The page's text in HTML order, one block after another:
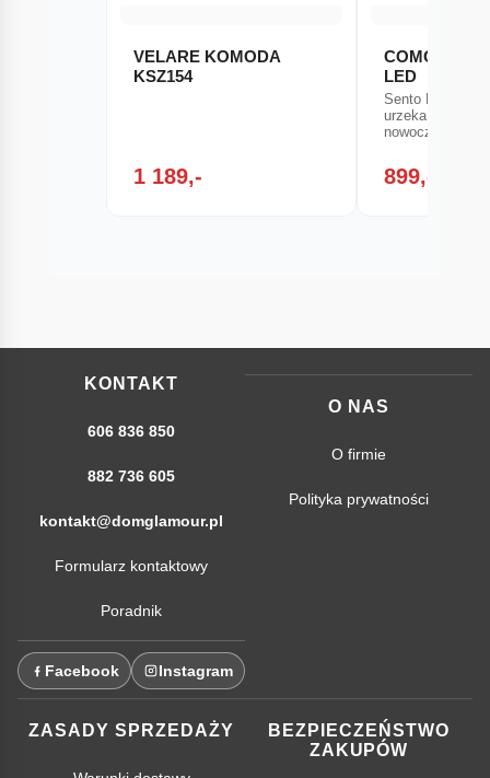
VELARE KOMODA
KSZ154
1 189,-
COMO
LED
Sento Komoda
urzeka
nowoczesnym
899,-
KONTAKT
606 836 850
882 736 605
kontakt@domglamour.pl
Formularz kontaktowy
Poradnik
Facebook Instagram
O NAS
O firmie
Polityka prywatności
ZASADY SPRZEDAŻY
BEZPIECZEŃSTWO
ZAKUPÓW